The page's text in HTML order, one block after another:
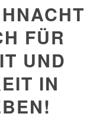
FÜR
UND
IN